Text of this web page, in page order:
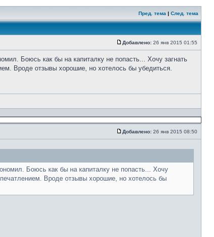
Пред. тема | След. тема
Добавлено: 26 янв 2015 01:55
Боюсь как бы на капиталку не попасть... Хочу загнать
Вроде отзывы хорошие, но хотелось бы убедиться.
Добавлено: 26 янв 2015 08:50
Боюсь как бы на капиталку не попасть... Хочу
Вроде отзывы хорошие, но хотелось бы